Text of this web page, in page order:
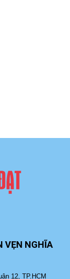
VẸN NGHĨA
12, TP.HCM